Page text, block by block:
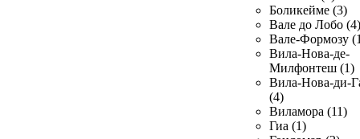
Боликейме (3)
Вале до Лобо (4)
Вале-Формозу
Вила-Нова-де-
Милфонтеш (1)
Вила-Нова-ди-
(4)
Виламора (11)
Гиа (1)